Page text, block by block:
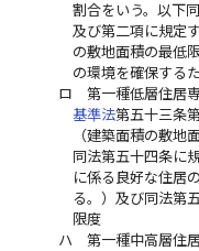
割合をいう。以下
及び第二項に規定
の敷地面積の最低
の環境を確保する
ロ
第一種低層住居
基準法第五十三条
（建築面積の敷地
同法第五十四条に
に係る良好な住居
る。）及び同法第
限度
ハ
第一種中高層住